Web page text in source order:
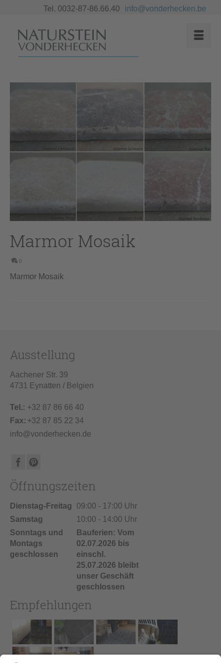
Tel. 0032-87-86.66.40 info@vonderhecken.be
Marmor Mosaik
0
Marmor Mosaik
Ausstellung
Aachener Str. 39
4731 Eynatten / Belgien
Tel.: +32 87 86 66 40
Fax: +32 87 85 22 34
info@vonderhecken.de
Öffnungszeiten
Dienstag-Freitag
09:00 - 17:00 Uhr
Samstag
10:00 - 14:00 Uhr
Sonntags und
Montags
geschlossen
Bauferien: Vom
02.07.2026 bis
einschl.
25.07.2026 bleibt
unser Geschäft
geschlossen
Empfehlungen